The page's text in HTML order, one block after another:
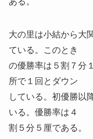
大の里は小結から大
ている。このとき
の優勝率は５割７分
所で１回とダウン
している。初優勝以
いる。優勝率は４
割５分５厘である。